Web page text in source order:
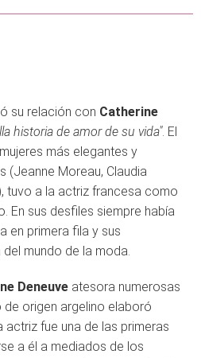
su relación con Catherine
historia de amor de su vida". El
más elegantes y
(Jeanne Moreau, Claudia
tuvo a la actriz francesa como
En sus desfiles siempre había
en primera fila y sus
mundo de la moda.
Deneuve atesora numerosas
origen argelino elaboró
actriz fue una de las primeras
a él a mediados de los